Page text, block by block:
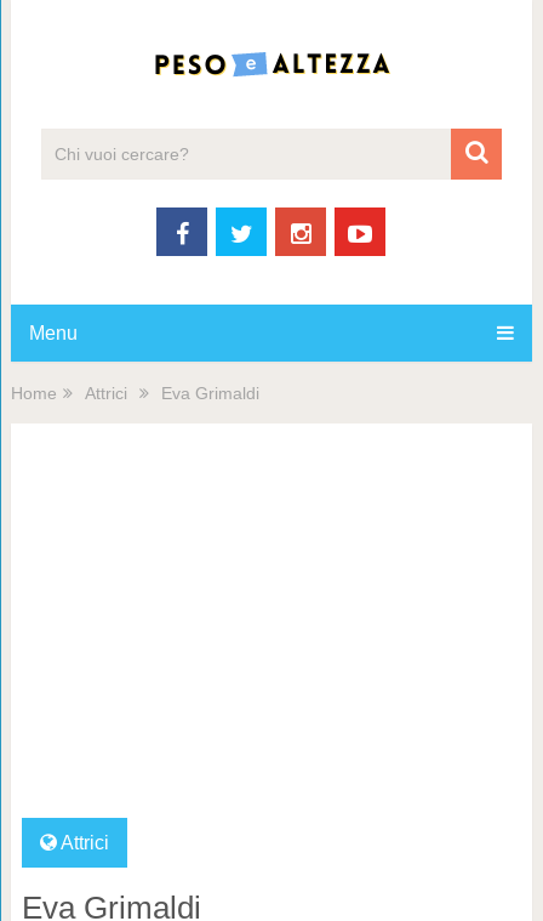
Menu
Home Attrici Eva Grimaldi
Attrici
Eva Grimaldi